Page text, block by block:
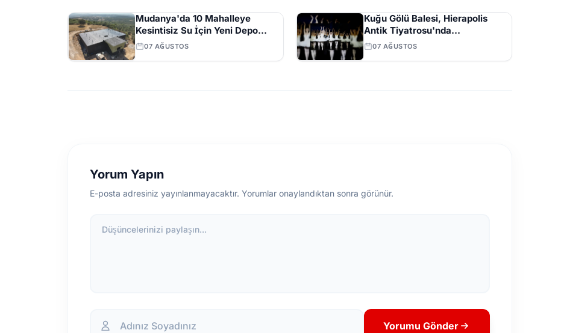
Mudanya'da 10 Mahalleye
Kesintisiz Su İçin Yeni Depo
Projesinde Yüzde 70 İlerleme
07 AĞUSTOS
Kuğu Gölü Balesi, Hierapolis
Antik Tiyatrosu'nda
Sanatseverlerle Buluştu
07 AĞUSTOS
Yorum Yapın
E-posta adresiniz yayınlanmayacaktır. Yorumlar onaylandıktan sonra görünür.
Düşüncelerinizi paylaşın...
Yorumu Gönder